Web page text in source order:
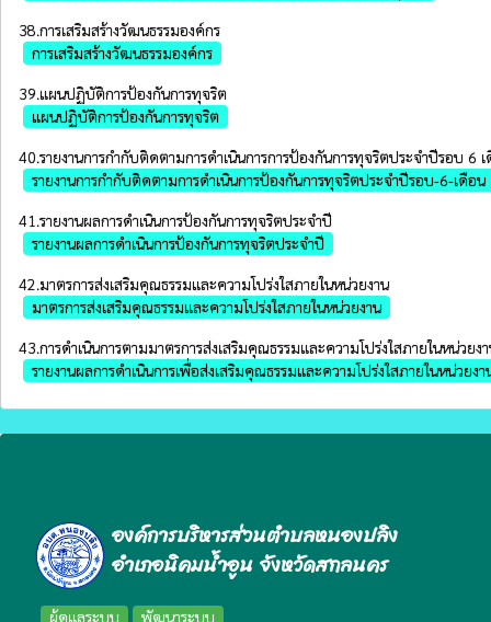
38.การเสริมสร้างวัฒนธรรมองค์กร
การเสริมสร้างวัฒนธรรมองค์กร
39.แผนปฏิบัติการป้องกันการทุจริต
แผนปฏิบัติการป้องกันการทุจริต
40.รายงานการกำกับติดตามการดำเนินการการป้องกันการทุจริตประจำปีรอบ 6
รายงานการกำกับติดตามการดำเนินการป้องกันการทุจริตประจำปีรอบ-6-เดือน
41.รายงานผลการดำเนินการป้องกันการทุจริตประจําปี
รายงานผลการดำเนินการป้องกันการทุจริตประจำปี
42.มาตรการส่งเสริมคุณธรรมและความโปร่งใสภายในหน่วยงาน
มาตรการส่งเสริมคุณธรรมและความโปร่งใสภายในหน่วยงาน
43.การดำเนินการตามมาตรการส่งเสริมคุณธรรมและความโปร่งใสภายในหน่วยง
รายงานผลการดำเนินการเพื่อส่งเสริมคุณธรรมและความโปร่งใสภายในหน่วยงา
องค์การบริหารส่วนตำบลหนองปลิง
อำเภอนิคมน้ำอูน จังหวัดสกลนคร
ผู้ดูแลระบบ พัฒนาระบบ